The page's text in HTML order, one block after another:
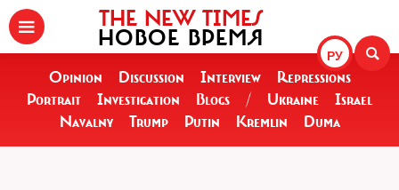
РУ
THE NEW TIMES
НОВОЕ ВРЕМЯ
Opinion Discussion Interview
Repressions
Portrait
Investigation Blogs / Ukraine
Israel
Navalny
Trump Putin Kremlin Duma